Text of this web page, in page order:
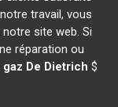
travail, vous
site web. Si
réparation ou
De Dietrich $